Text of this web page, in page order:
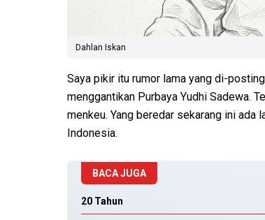
Dahlan Iskan
Saya pikir itu rumor lama yang di-
menggantikan Purbaya Yudhi Sadewa.
menkeu. Yang beredar sekarang ini ada
Indonesia.
BACA JUGA
20 Tahun